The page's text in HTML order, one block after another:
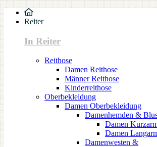
Reiter
In Reiter
Reithose
Damen Reithose
Männer Reithose
Kinderreithose
Oberbekleidung
Damen Oberbekleidung
Damenhemden &
Damen
Damen
Damenwesten &